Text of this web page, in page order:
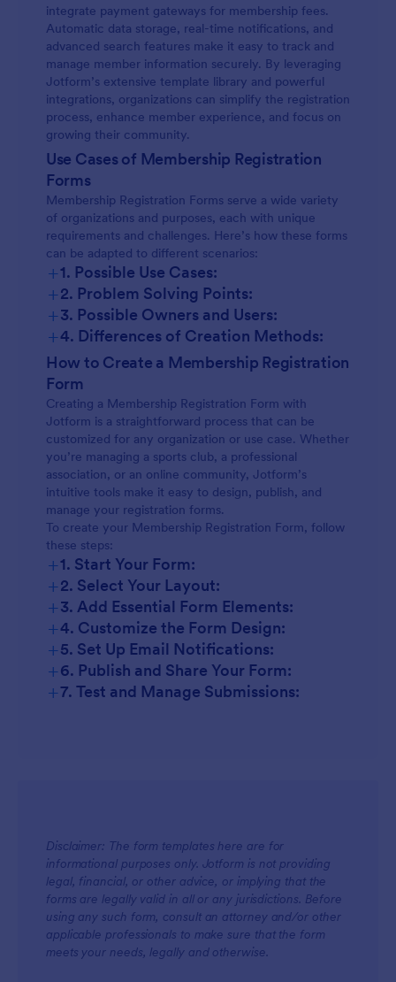
integrate payment gateways for membership fees.
Automatic data storage, real-time notifications, and
advanced search features make it easy to track and
manage member information securely. By leveraging
Jotform’s extensive template library and powerful
integrations, organizations can simplify the registration
process, enhance member experience, and focus on
growing their community.
Use Cases of Membership Registration
Forms
Membership Registration Forms serve a wide variety
of organizations and purposes, each with unique
requirements and challenges. Here’s how these forms
can be adapted to different scenarios:
+1. Possible Use Cases:
Sports Clubs and Fitness Centers:
Professional Associations:
Nonprofits and Community Groups:
Educational Institutions:
Online Communities and Subscription
Services:
+2. Problem Solving Points:
+3. Possible Owners and Users:
+4. Differences of Creation Methods:
Sports Clubs:
Professional Associations:
Nonprofits:
Online Communities:
How to Create a Membership Registration
Form
Creating a Membership Registration Form with
Jotform is a straightforward process that can be
customized for any organization or use case. Whether
you’re managing a sports club, a professional
association, or an online community, Jotform’s
intuitive tools make it easy to design, publish, and
manage your registration forms.
To create your Membership Registration Form, follow
these steps:
+1. Start Your Form:
+2. Select Your Layout:
+3. Add Essential Form Elements:
+4. Customize the Form Design:
+5. Set Up Email Notifications:
+6. Publish and Share Your Form:
+7. Test and Manage Submissions:
Disclaimer: The form templates here are for
informational purposes only. Jotform is not providing
legal, financial, or other advice, or implying that the
forms are legally valid in all or any jurisdictions. Before
using any such form, consult an attorney and/or other
applicable professionals to make sure that the form
meets your needs, legally and otherwise.